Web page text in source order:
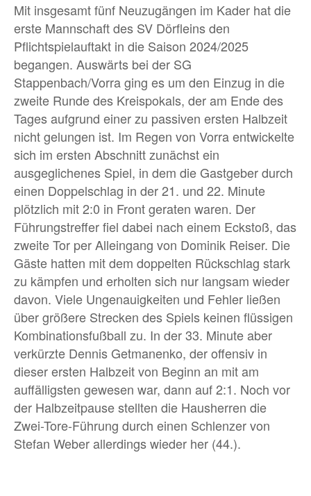
Mit insgesamt fünf Neuzugängen im Kader hat die
erste Mannschaft des SV Dörfleins den
Pflichtspielauftakt in die Saison 2024/2025
begangen. Auswärts bei der SG
Stappenbach/Vorra ging es um den Einzug in die
zweite Runde des Kreispokals, der am Ende des
Tages aufgrund einer zu passiven ersten Halbzeit
nicht gelungen ist. Im Regen von Vorra entwickelte
sich im ersten Abschnitt zunächst ein
ausgeglichenes Spiel, in dem die Gastgeber durch
einen Doppelschlag in der 21. und 22. Minute
plötzlich mit 2:0 in Front geraten waren. Der
Führungstreffer fiel dabei nach einem Eckstoß, das
zweite Tor per Alleingang von Dominik Reiser. Die
Gäste hatten mit dem doppelten Rückschlag stark
zu kämpfen und erholten sich nur langsam wieder
davon. Viele Ungenauigkeiten und Fehler ließen
über größere Strecken des Spiels keinen flüssigen
Kombinationsfußball zu. In der 33. Minute aber
verkürzte Dennis Getmanenko, der offensiv in
dieser ersten Halbzeit von Beginn an mit am
auffälligsten gewesen war, dann auf 2:1. Noch vor
der Halbzeitpause stellten die Hausherren die
Zwei-Tore-Führung durch einen Schlenzer von
Stefan Weber allerdings wieder her (44.).